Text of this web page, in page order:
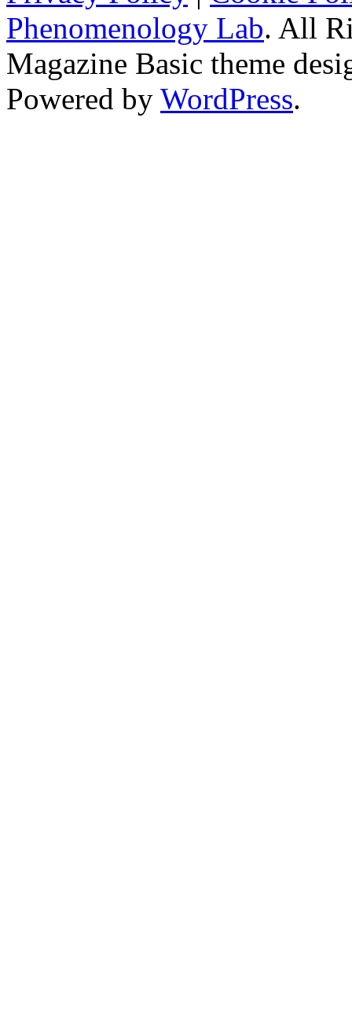
Phenomenology Lab. All
Magazine Basic theme
Powered by WordPress.